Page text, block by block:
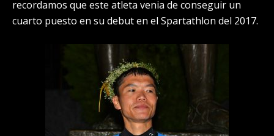
recordamos que este atleta venia de conseguir un
cuarto puesto en su debut en el Spartathlon del 2017.